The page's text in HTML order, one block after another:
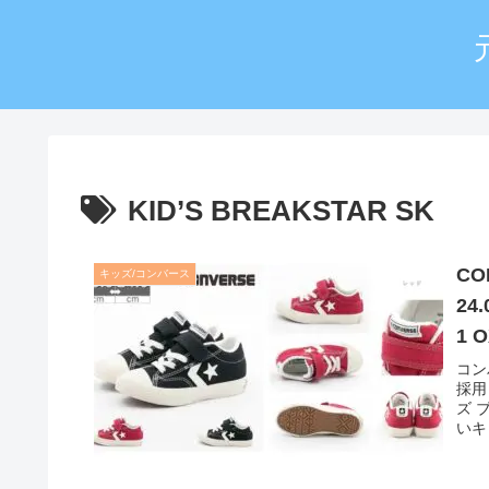
KID’S BREAKSTAR SK
キッズ/コンバース
1
コ
採
ズ
い